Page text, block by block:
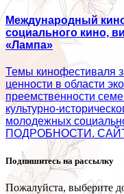
Международный
социального кино,
«Лампа»
Темы кинофестиваля
ценности в области
преемственности
культурно-
молодежных
ПОДРОБНОСТИ.
Подпишитесь на рассылку
Пожалуйста, выберите